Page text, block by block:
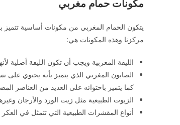
مكونات حمام مغربي
يتكون الحمام المغربي من مكونات أساسية تتميز
مركزنا وهذه المكونات هي:
الليفة المغربية ويجب أن تكون الليفة أصلية
الصابون المغربي الذي يتميز بأنه يحتوي على
كما يتميز باحتوائه على العديد من العناصر
الزيوت الطبيعية مثل زيت الورد والأرجان
أنواع المقشرات الطبيعية التي تتمثل في